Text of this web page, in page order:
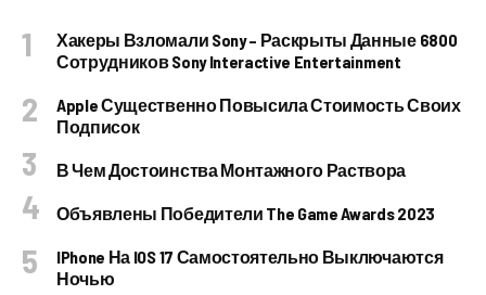
Хакеры Взломали Sony – Раскрыты Данные 6800
Сотрудников Sony Interactive Entertainment
Apple Существенно Повысила Стоимость Своих
Подписок
В Чем Достоинства Монтажного Раствора
Объявлены Победители The Game Awards 2023
IPhone На IOS 17 Самостоятельно Выключаются
Ночью